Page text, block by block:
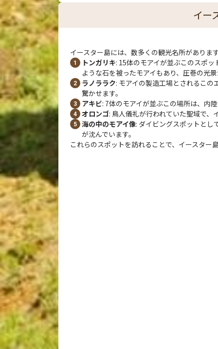
イー
イースター島には、数多くの観光名所がありま
トンガリキ: 15体のモアイが並ぶこのスポ
ような石を被ったモアイもあり、圧巻の光
ラノララク: モアイの製造工場とされるこ
驚かせます。
アキビ: 7体のモアイが並ぶこの場所は、内
オロンゴ: 鳥人儀礼が行われていた聖域で
海の中のモアイ像: ダイビングスポットとし
が沈んでいます。
これらのスポットを訪れることで、イースタ